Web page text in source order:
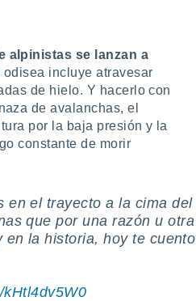
alpinistas se lanzan a
odisea incluye atravesar
de hielo. Y hacerlo con
de avalanchas, el
por la baja presión y la
constante de morir
en el trayecto a la cima del
que por una razón u otra
en la historia, hoy te cuento